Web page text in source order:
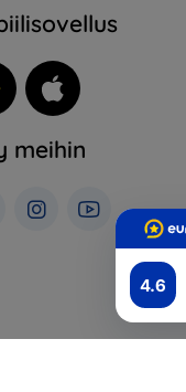
4.6
meihin